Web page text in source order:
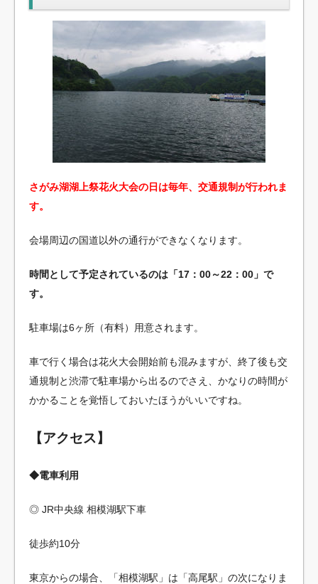
さがみ湖湖上祭花火大会の日は毎年、交通規制が行われま
す。
会場周辺の国道以外の通行ができなくなります。
時間として予定されているのは「17：00～22：00」で
す。
駐車場は6ヶ所（有料）用意されます。
車で行く場合は花火大会開始前も混みますが、終了後も交
通規制と渋滞で駐車場から出るのでさえ、かなりの時間が
かかることを覚悟しておいたほうがいいですね。
【アクセス】
◆電車利用
◎ JR中央線 相模湖駅下車
徒歩約10分
東京からの場合、「相模湖駅」は「高尾駅」の次になりま